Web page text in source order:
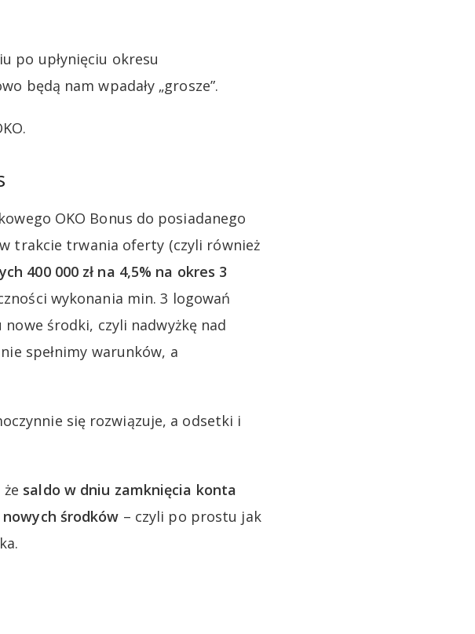
po upłynięciu okresu
będą nam wpadały „grosze”.
OKO Bonus do posiadanego
trakcie trwania oferty (czyli również
400 000 zł na 4,5% na okres 3
wykonania min. 3 logowań
środki, czyli nadwyżkę nad
spełnimy warunków, a
się rozwiązuje, a odsetki i
saldo w dniu zamknięcia konta
środków – czyli po prostu jak